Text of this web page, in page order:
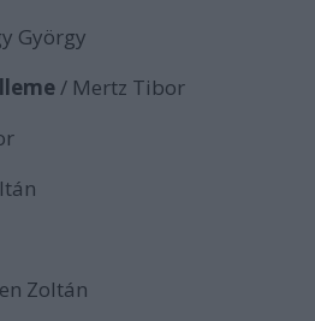
György
/ Mertz Tibor
Zoltán